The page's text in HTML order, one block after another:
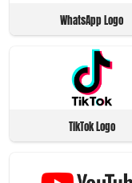
WhatsApp Logo
TikTok Logo